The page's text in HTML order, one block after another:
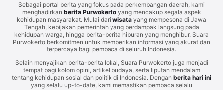
Sebagai portal berita yang fokus pada perkembangan daerah, kami
menghadirkan berita Purwokertoyang mencakup segala aspek
kehidupan masyarakat. Mulai dari wisata yang mempesona di Jawa
Tengah, kebijakan pemerintah yang berdampak langsung pada
kehidupan warga, hingga berita-berita hiburan yang menghibur. Suara
Purwokerto berkomitmen untuk memberikan informasi yang akurat dan
terpercaya bagi pembaca di seluruh Indonesia.
Selain menyajikan berita-berita lokal, Suara Purwokerto juga menjadi
tempat bagi kolom opini, artikel budaya, serta liputan mendalam
tentang kehidupan sosial dan politik di Indonesia. Dengan berita hari ini
yang selalu up-to-date, kami memastikan pembaca selalu